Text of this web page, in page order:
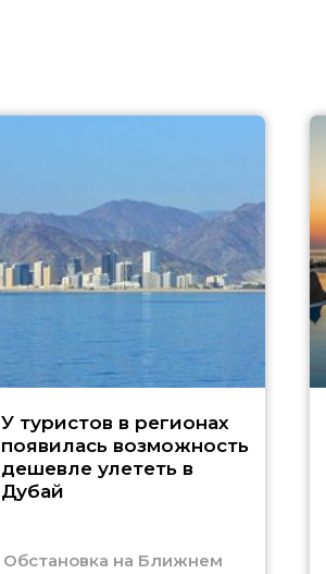
У туристов в регионах
появилась возможность
дешевле улететь в
Дубай
Обстановка на Ближнем